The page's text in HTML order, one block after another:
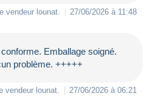
vendeur lounat. 27/06/2026 à 11:48
Emballage soigné.
problème. +++++
vendeur lounat. 27/06/2026 à 06:21